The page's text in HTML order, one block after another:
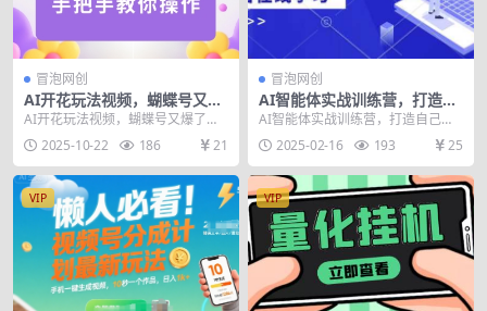
冒泡网创
AI开花玩法视频，蝴蝶号又爆
了，手把手教你操作
AI开花玩法视频，蝴蝶号又爆了，
手把手教你操作 项目介绍： 视频号
发财花详细实操...
2025-10-22 186 21
冒泡网创
AI智能体实战训练营，打造自
己专属的代理助理，替你干活
AI智能体实战训练营，打造自己专
属的代理助理，替你干活 通俗易
懂，由浅入深，全程...
2025-02-16 193 25
VIP VIP